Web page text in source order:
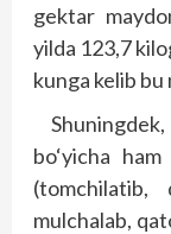
gektar
yilda 123,7
kunga kelib
bo‘yicha
mulchalab,